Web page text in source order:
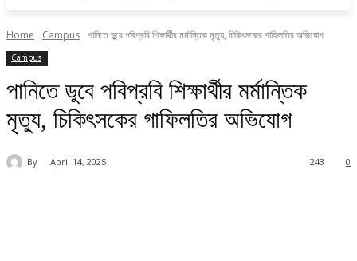
Home Campus পানিতে ডুবে পবিপ্রবি শিক্ষার্থীর মর্মান্তিক মৃত্যু, চিকিৎসকের গাফিলতির অভিযোগ
Campus
পানিতে ডুবে পবিপ্রবি শিক্ষার্থীর মর্মান্তিক
মৃত্যু, চিকিৎসকের গাফিলতির অভিযোগ
By April 14, 2025 0
243